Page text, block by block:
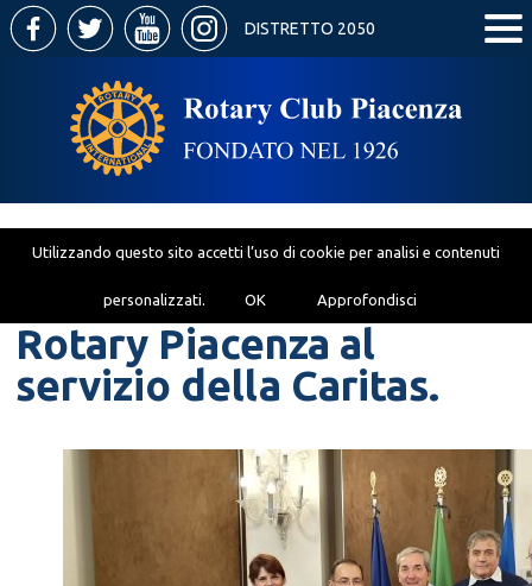
Utilizzando questo sito accetti l’uso di cookie per analisi e contenuti
personalizzati. OK Approfondisci
Rotary Piacenza al
servizio della Caritas.
DISTRETTO 2050